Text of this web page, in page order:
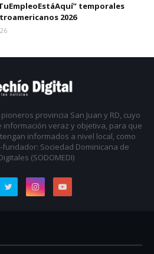
temporales
2026
provincia San Juan y RD, cuyo
veraz y objetiva, para que
informados a nivel local, como
Sociedad Dominicana de
(SODOMEDI)